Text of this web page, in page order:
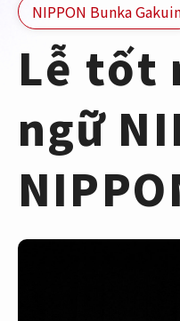
NIPPON Bunka
Lễ tốt
ngữ